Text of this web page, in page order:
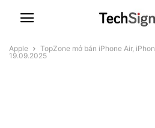
Apple
TopZone mở bán iPhone Air,
19.09.2025